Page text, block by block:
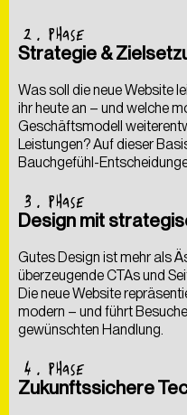
2 . PHASE
Strategie &
Was soll die neue Website
ihr heute an – und welche
Geschäftsmodell
Leistungen? Auf dieser
Bauchgefühl-
3 . PHASE
Design mit
Gutes Design ist mehr als
überzeugende CTAs und
Die neue Website
modern – und führt
gewünschten Handlung.
4 . PHASE
Zukunftssichere